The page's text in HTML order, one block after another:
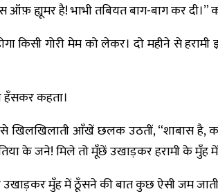
ऑफ़ ह्यूमर है! भाभी तबियत बाग-बाग कर दी।”
किसी गोरी मेम को लेकर। दो महीने से
हँसकर कहता।
से खिलखिलाती आँखें छलक उठतीं, “शाबास
के जने! मिले तो मूँछें उखाड़कर हरामी के मुँह
उखाड़कर मुँह में ठूँसने की बात कुछ ऐसी जम